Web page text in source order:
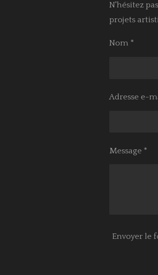
N'hésitez
projets
Nom *
Adresse e-
Message *
Envoyer le